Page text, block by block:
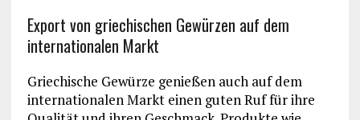
Export von griechischen Gewürzen auf dem
internationalen Markt
Griechische Gewürze genießen auch auf dem
internationalen Markt einen guten Ruf für ihre